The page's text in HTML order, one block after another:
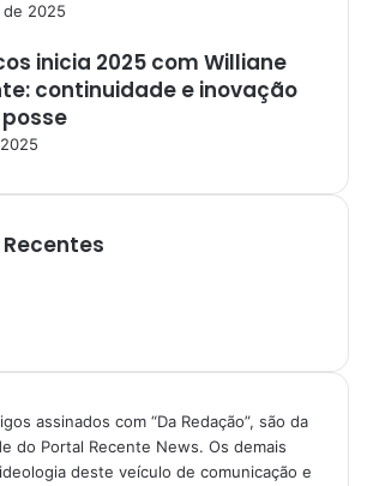
2025
inicia 2025 com Williane
continuidade e inovação
assinados com “Da Redação”, são da
do Portal Recente News. Os demais
deste veículo de comunicação e